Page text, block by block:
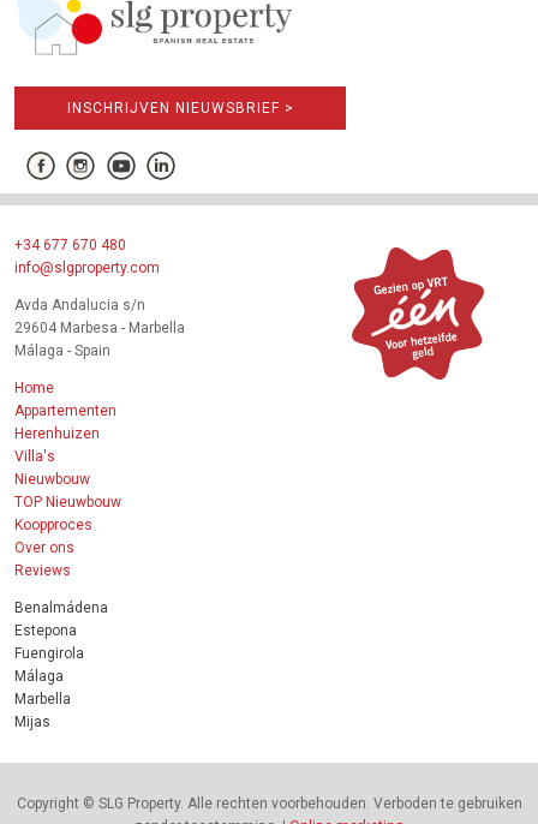
INSCHRIJVEN NIEUWSBRIEF >
+34 677 670 480
info@slgproperty.com
Avda Andalucia s/n
29604 Marbesa - Marbella
Málaga - Spain
Home
Appartementen
Herenhuizen
Villa's
Nieuwbouw
TOP Nieuwbouw
Koopproces
Over ons
Reviews
Benalmádena
Estepona
Fuengirola
Málaga
Marbella
Mijas
Copyright © SLG Property. Alle rechten voorbehouden. Verboden te gebruiken